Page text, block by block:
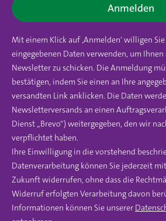
Anmelden
Mit einem Klick auf ‚Anmelden‘ willigen
eingegebenen Daten verwenden, um
Newsletter zu schicken. Die Anmeldung
bestätigen, indem Sie einen an Ihre
versandten Link anklicken. Die Daten
Newsletterversands an einen
Dienst „Brevo“) weitergegeben, den wir
verpflichtet haben.
Ihre Einwilligung in die vorstehend
Datenverarbeitung können Sie jederzeit
Zukunft widerrufen, ohne dass die
Widerruf erfolgten Verarbeitung davon
Informationen können Sie unserer